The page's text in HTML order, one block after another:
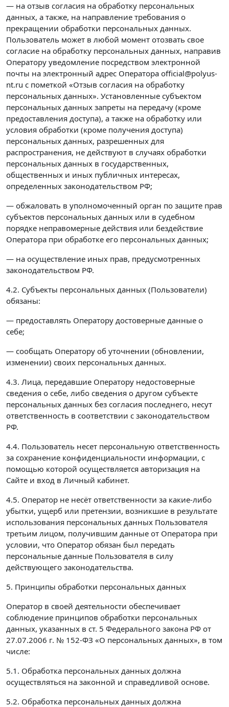
— на отзыв согласия на обработку персональных
данных, а также, на направление требования о
прекращении обработки персональных данных.
Пользователь может в любой момент отозвать свое
согласие на обработку персональных данных, направив
Оператору уведомление посредством электронной
почты на электронный адрес Оператора official@polyus-
nt.ru с пометкой «Отзыв согласия на обработку
персональных данных». Установленные субъектом
персональных данных запреты на передачу (кроме
предоставления доступа), а также на обработку или
условия обработки (кроме получения доступа)
персональных данных, разрешенных для
распространения, не действуют в случаях обработки
персональных данных в государственных,
общественных и иных публичных интересах,
определенных законодательством РФ;
— обжаловать в уполномоченный орган по защите прав
субъектов персональных данных или в судебном
порядке неправомерные действия или бездействие
Оператора при обработке его персональных данных;
— на осуществление иных прав, предусмотренных
законодательством РФ.
4.2. Субъекты персональных данных (Пользователи)
обязаны:
— предоставлять Оператору достоверные данные о
себе;
— сообщать Оператору об уточнении (обновлении,
изменении) своих персональных данных.
4.3. Лица, передавшие Оператору недостоверные
сведения о себе, либо сведения о другом субъекте
персональных данных без согласия последнего, несут
ответственность в соответствии с законодательством
РФ.
4.4. Пользователь несет персональную ответственность
за сохранение конфиденциальности информации, с
помощью которой осуществляется авторизация на
Сайте и вход в Личный кабинет.
4.5. Оператор не несёт ответственности за какие-либо
убытки, ущерб или претензии, возникшие в результате
использования персональных данных Пользователя
третьим лицом, получившим данные от Оператора при
условии, что Оператор обязан был передать
персональные данные Пользователя в силу
действующего законодательства.
5. Принципы обработки персональных данных
Оператор в своей деятельности обеспечивает
соблюдение принципов обработки персональных
данных, указанных в ст. 5 Федерального закона РФ от
27.07.2006 г. № 152-ФЗ «О персональных данных», в том
числе:
5.1. Обработка персональных данных должна
осуществляться на законной и справедливой основе.
5.2. Обработка персональных данных должна